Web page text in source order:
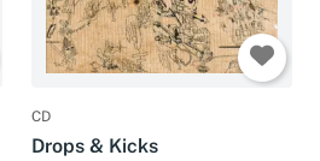
CD
Drops & Kicks